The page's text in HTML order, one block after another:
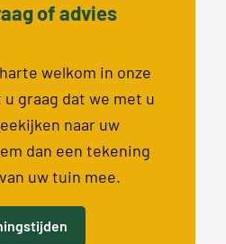
of advies
welkom in onze
graag dat we met u
naar uw
dan een tekening
uw tuin mee.